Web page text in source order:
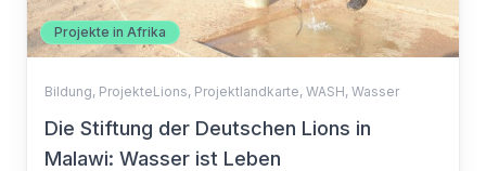
Projekte in Afrika
Bildung, ProjekteLions, Projektlandkarte, WASH, Wasser
Die Stiftung der Deutschen Lions in
Malawi: Wasser ist Leben